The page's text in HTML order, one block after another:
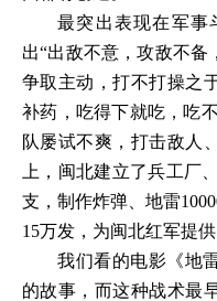
最突出表现在军事
出“出敌不意，攻敌不备
争取主动，打不打操之
补药，吃得下就吃，吃
队屡试不爽，打击敌人
上，闽北建立了兵工厂
支，制作炸弹、地雷
15万发，为闽北红军提
我们看的电影《地
的故事，而这种战术最